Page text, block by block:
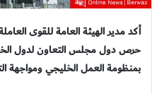
أكد مدير الهيئة العامة للقوى
حرص دول مجلس التعاون لدول
بمنظومة العمل الخليجي ومواجهة